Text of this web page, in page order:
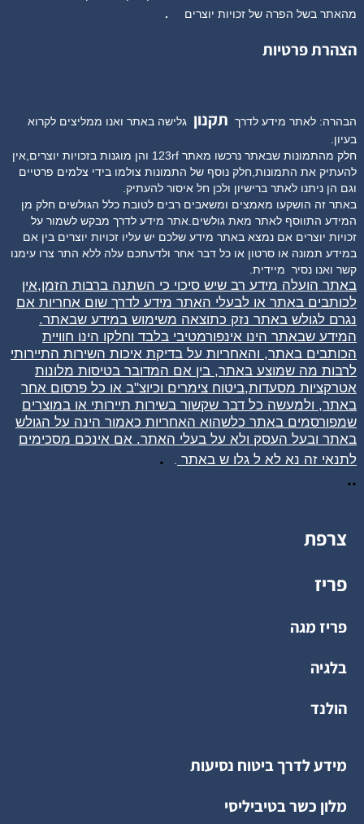
מהאתר בשל הפרה של זכויות יוצרים
.
הצהרת פרטיות
הבהרה: לאתר מידע לדרך תקנון גלישה באתר ואנו ממליצים לקרוא
בעיון.
חלק מהתמונות שבאתר נרכשו מאתר 123rf והן מוגנות בזכויות יוצרים,אין
להעתיק את התמונות,חלק נוסף של התמונות צולמו בידי צלמים פרטיים
וגם הן ניתנו לאתר ברישיון ולכן חל איסור להעתיק.
באתר זה הושקעו מאמצים ומשאבים רבים לטובת כלל הגולשים חלק מן
המידע התווסף לאתר מאת גולשים.אתר מידע לדרך מבקש לשמור על
זכויות יוצרים אם נמצא באתר מידע שלכם יש עליו זכויות יוצרים בין אם
במידע תמונה או סרטון או כל דבר אחר ולדעתכם עלה ללא התר צרו עימנו
קשר ואנו נסיר מיידית.
באתר הועלה מידע רב שיש סיכוי כי השתנה ברבות הזמן,אין
לכותבים באתר או לבעלי האתר מידע לדרך שום אחריות אם
נגרם לגולש באתר נזק כתוצאה משימוש במידע שבאתר.
המידע שבאתר הינו אינפורמטיבי בלבד וחלקו הינו חוויית
הכותבים באתר, והאחריות על בדיקת איכות השירות התיירותי
לרבות מה שמוצע באתר, בין אם המדובר בטיסות מלונות
אטרקציות מסעדות,ביטוח צימרים וכיוצ"ב או כל פרסום אחר
באתר, ולמעשה כל דבר שקשור בשירות תיירותי או במוצרים
שמפורסמים באתר כלשהוא האחריות כאמור הינה על הגולש
באתר ובעל העסק ולא על בעלי האתר. אם אינכם מסכימים
לתנאי זה נא לא ל גלו ש באתר
.
..
צרפת
פריז
פריז מגה
בלגיה
הולנד
מידע לדרך ביטוח נסיעות
מלון כשר בטיביליסי